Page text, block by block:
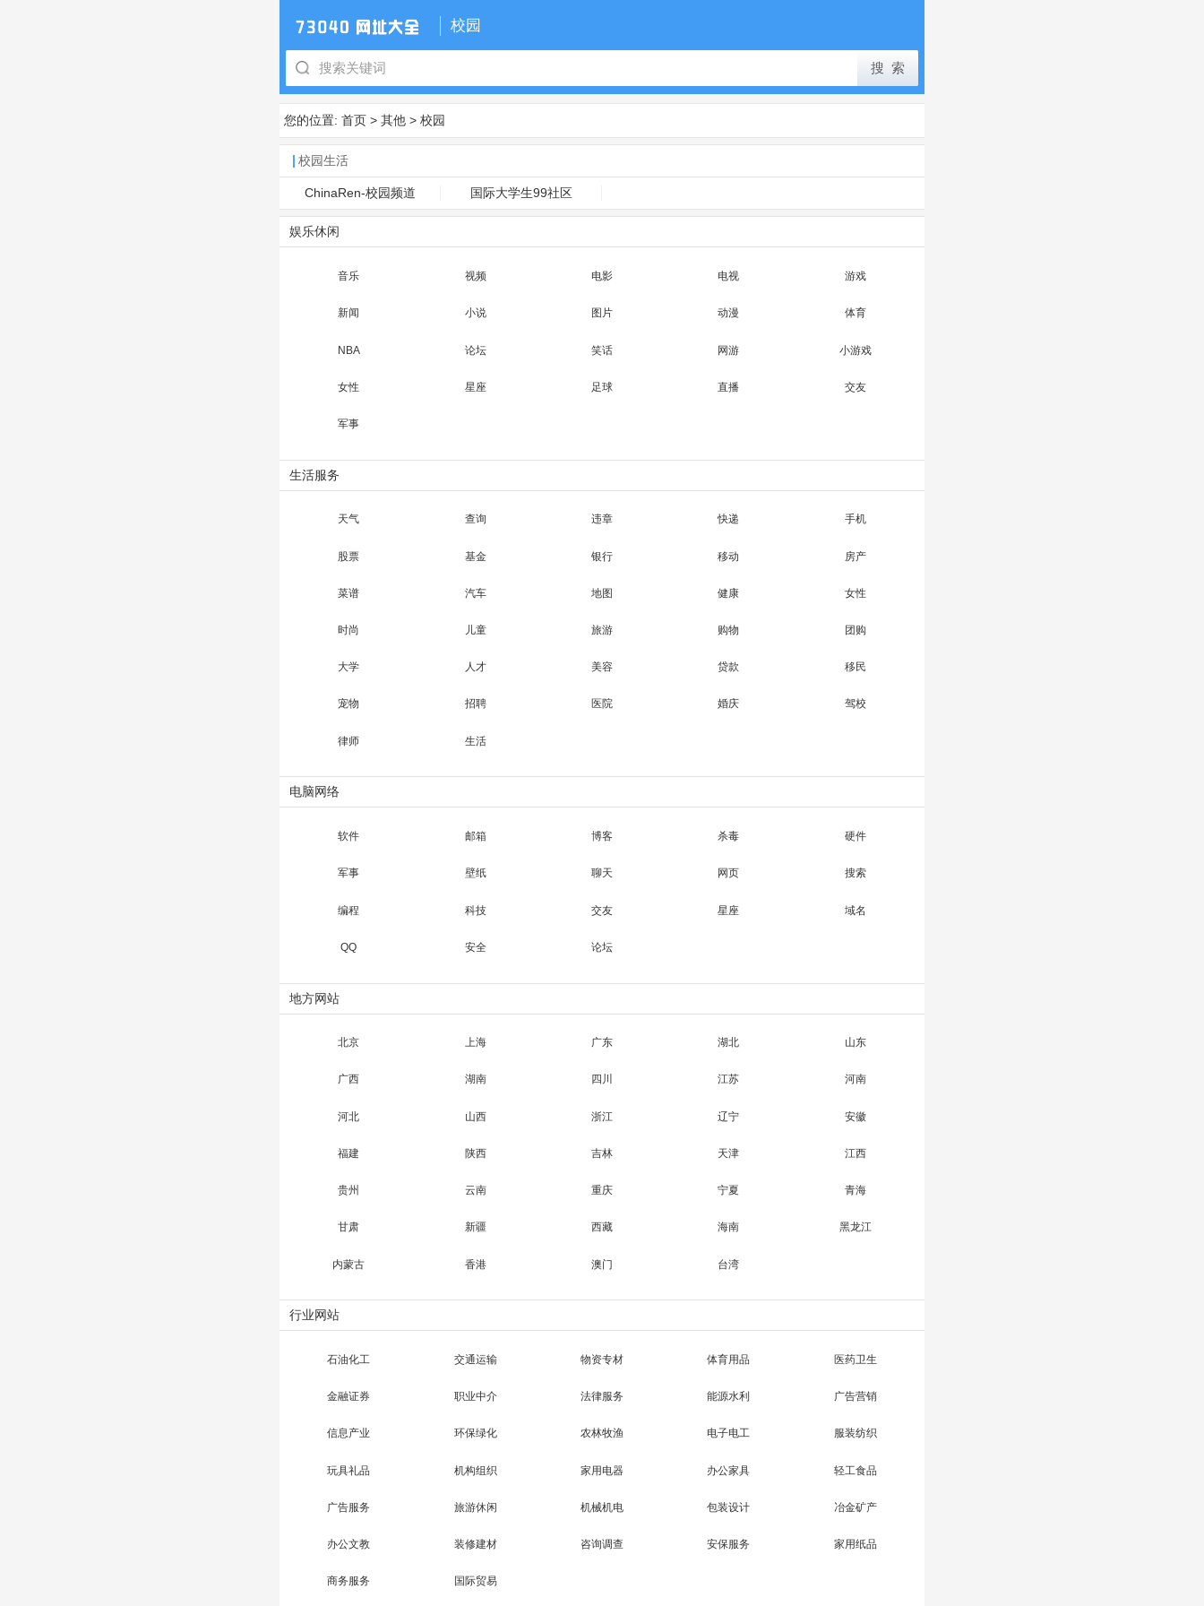
校园
您的位置: 首页 > 其他 > 校园
校园生活
ChinaRen-校园频道 国际大学生99社区
娱乐休闲
音乐 视频 电影 电视 游戏
新闻 小说 图片 动漫 体育
NBA 论坛 笑话 网游 小游戏
女性 星座 足球 直播 交友
军事
生活服务
天气 查询 违章 快递 手机
股票 基金 银行 移动 房产
菜谱 汽车 地图 健康 女性
时尚 儿童 旅游 购物 团购
大学 人才 美容 贷款 移民
宠物 招聘 医院 婚庆 驾校
律师 生活
电脑网络
软件 邮箱 博客 杀毒 硬件
军事 壁纸 聊天 网页 搜索
编程 科技 交友 星座 域名
QQ 安全 论坛
地方网站
北京 上海 广东 湖北 山东
广西 湖南 四川 江苏 河南
河北 山西 浙江 辽宁 安徽
福建 陕西 吉林 天津 江西
贵州 云南 重庆 宁夏 青海
甘肃 新疆 西藏 海南 黑龙江
内蒙古 香港 澳门 台湾
行业网站
石油化工 交通运输 物资专材 体育用品 医药卫生
金融证券 职业中介 法律服务 能源水利 广告营销
信息产业 环保绿化 农林牧渔 电子电工 服装纺织
玩具礼品 机构组织 家用电器 办公家具 轻工食品
广告服务 旅游休闲 机械机电 包装设计 冶金矿产
办公文教 装修建材 咨询调查 安保服务 家用纸品
商务服务 国际贸易